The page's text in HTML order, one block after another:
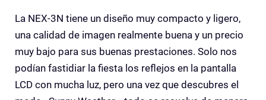
La NEX-3N tiene un diseño muy compacto y ligero,
una calidad de imagen realmente buena y un precio
muy bajo para sus buenas prestaciones. Solo nos
podían fastidiar la fiesta los reflejos en la pantalla
LCD con mucha luz, pero una vez que descubres el